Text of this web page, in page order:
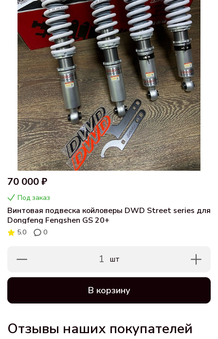
70 000 ₽
Под заказ
Винтовая подвеска койловеры DWD Street series для
Dongfeng Fengshen GS 20+
5.0 0
1 шт
В корзину
Отзывы наших покупателей